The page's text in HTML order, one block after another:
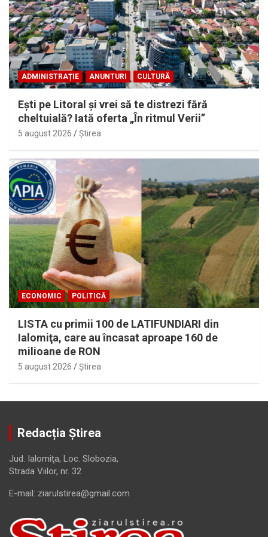
ADMINISTRAȚIE ANUNTURI CULTURĂ
Eşti pe Litoral şi vrei să te distrezi fără
cheltuială? Iată oferta „În ritmul Verii”
5 august 2026 Ştirea
ECONOMIC POLITICĂ
LISTA cu primii 100 de LATIFUNDIARI din
Ialomiţa, care au încasat aproape 160 de
milioane de RON
5 august 2026 Ştirea
Redacția Știrea
Jud. Ialomiţa, Loc. Slobozia,
Strada Viilor, nr. 32
E-mail: ziarulstirea@gmail.com